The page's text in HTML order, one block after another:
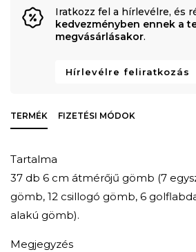
Iratkozz fel a hírlevélre, és
kedvezményben ennek a
megvásárlásakor.
Hírlevélre feliratkozás
TERMÉK FIZETÉSI MÓDOK
Tartalma
37 db 6 cm átmérőjű gömb (7
gömb, 12 csillogó gömb, 6
alakú gömb).
Megjegyzés